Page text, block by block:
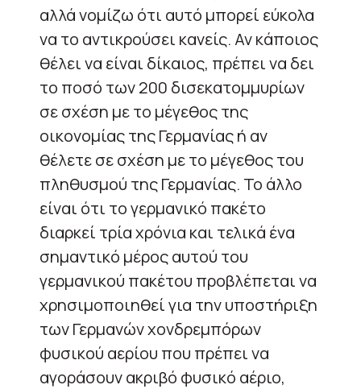
αλλά νομίζω ότι αυτό μπορεί εύκολα
να το αντικρούσει κανείς. Αν κάποιος
θέλει να είναι δίκαιος, πρέπει να δει
το ποσό των 200 δισεκατομμυρίων
σε σχέση με το μέγεθος της
οικονομίας της Γερμανίας ή αν
θέλετε σε σχέση με το μέγεθος του
πληθυσμού της Γερμανίας. Το άλλο
είναι ότι το γερμανικό πακέτο
διαρκεί τρία χρόνια και τελικά ένα
σημαντικό μέρος αυτού του
γερμανικού πακέτου προβλέπεται να
χρησιμοποιηθεί για την υποστήριξη
των Γερμανών χονδρεμπόρων
φυσικού αερίου που πρέπει να
αγοράσουν ακριβό φυσικό αέριο,